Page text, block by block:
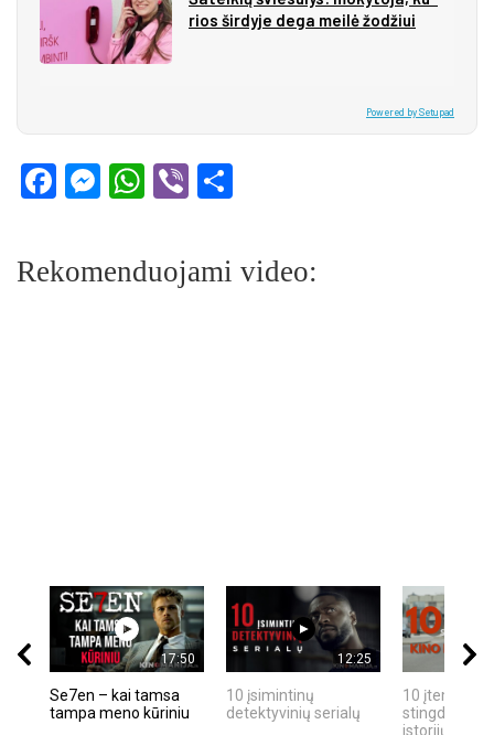
rios šir­dy­je de­ga mei­lė žo­džiui
Powered by Setupad
Facebook
Messenger
WhatsApp
Viber
Rekomenduojami video:
17:50
Se7en – kai tamsa
tampa meno kūriniu
12:25
10 įsimintinų
detektyvinių serialų
10 įtemptų,
stingdančių
istorijų